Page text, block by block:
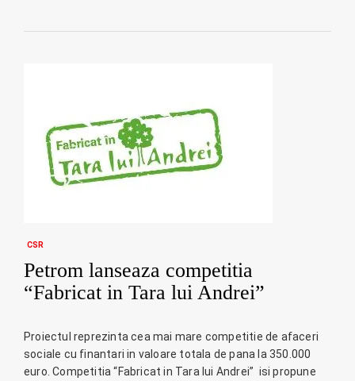
CSR
Petrom lanseaza competitia
“Fabricat in Tara lui Andrei”
Proiectul reprezinta cea mai mare competitie de afaceri
sociale cu finantari in valoare totala de pana la 350.000
euro. Competitia “Fabricat in Tara lui Andrei” isi propune